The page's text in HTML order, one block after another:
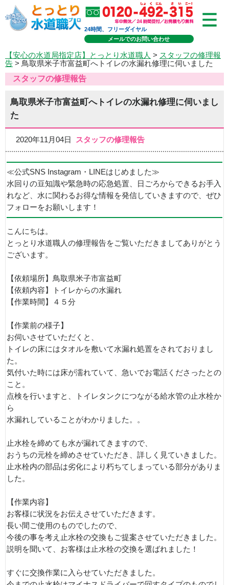
24時間、フリーダイヤル
メールでのお問い合わせ
【安心の水道局指定店】とっとり水道職人 > スタッフの修理報
告 > 鳥取県米子市富益町へトイレの水漏れ修理に伺いました
スタッフの修理報告
鳥取県米子市富益町へトイレの水漏れ修理に伺いまし
た
2020年11月04日 スタッフの修理報告
≪公式SNS Instagram・LINEはじめました≫
水回りの豆知識や緊急時の応急処置、日ごろからできるお手入
れなど、水に関わるお得な情報を発信していきますので、ぜひ
フォローをお願いします！
こんにちは。
とっとり水道職人の修理報告をご覧いただきましてありがとう
ございます。
【依頼場所】鳥取県米子市富益町
【依頼内容】トイレからの水漏れ
【作業時間】４５分
【作業前の様子】
お伺いさせていただくと、
トイレの床にはタオルを敷いて水漏れ処置をされておりまし
た。
気付いた時には床が濡れていて、急いでお電話くださったとの
こと。
点検を行いますと、トイレタンクにつながる給水管の止水栓か
ら
水漏れしていることがわかりました。。
止水栓を締めても水が漏れてきますので、
おうちの元栓を締めさせていただき、詳しく見ていきました。
止水栓内の部品は劣化により朽ちてしまっている部分がありま
した。
【作業内容】
お客様に状況をお伝えさせていただきます。
長い間ご使用のものでしたので、
今後の事を考え止水栓の交換もご提案させていただきました。
説明を聞いて、お客様は止水栓の交換を選ばれました！
すぐに交換作業に入らせていただきました。